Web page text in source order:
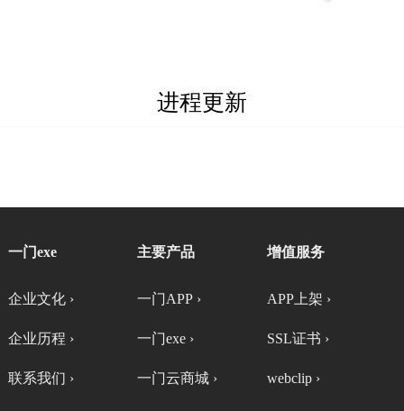
进程更新
一门exe
企业文化 ›
企业历程 ›
联系我们 ›
主要产品
一门APP ›
一门exe ›
一门云商城 ›
增值服务
APP上架 ›
SSL证书 ›
webclip ›